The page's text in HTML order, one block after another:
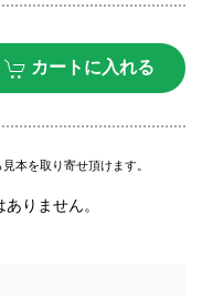
本を取り寄せ頂けます。
りません。